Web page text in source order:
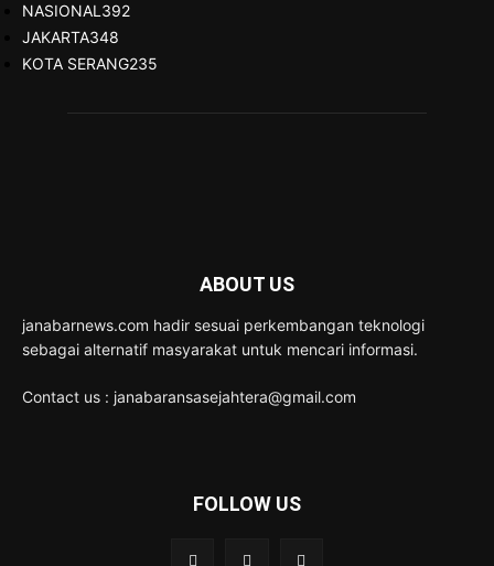
NASIONAL 392
JAKARTA348
KOTA SERANG235
ABOUT US
janabarnews.com hadir sesuai perkembangan teknologi
sebagai alternatif masyarakat untuk mencari informasi.
Contact us : janabaransasejahtera@gmail.com
FOLLOW US